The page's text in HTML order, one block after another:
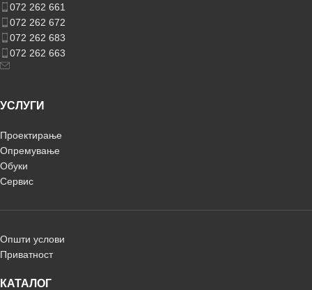
072 262 661
072 262 672
072 262 683
072 262 663
УСЛУГИ
Проектирање
Опремување
Обуки
Сервис
Општи услови
Приватност
КАТАЛОГ